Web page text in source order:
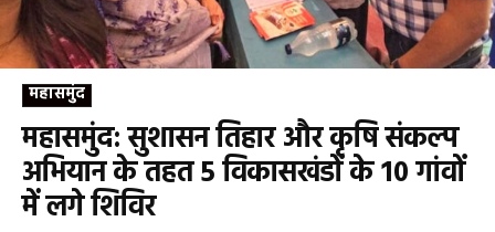
महासमुंद
महासमुंद: सुशासन तिहार और कृषि संकल्प
अभियान के तहत 5 विकासखंडों के 10 गांवों
में लगे शिविर